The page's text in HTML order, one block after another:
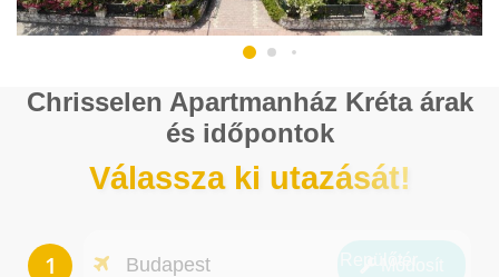
Chrisselen Apartmanház Kréta árak
és időpontok
Válassza ki utazását!
Budapest